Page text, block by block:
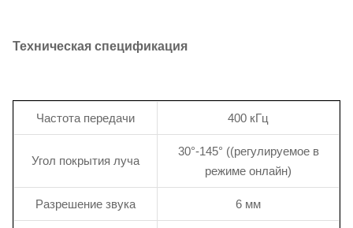
Техническая спецификация
Частота передачи 400 кГц
Угол покрытия луча
30°-145° ((регулируемое в
режиме онлайн)
Разрешение звука 6 мм